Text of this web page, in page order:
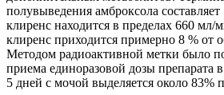
полувыведения амброксола
клиренс находится в пределах 660
клиренс приходится примерно 8 % от
Методом радиоактивной метки было
приема единоразовой дозы препарата
5 дней с мочой выделяется около 83%